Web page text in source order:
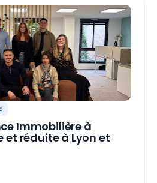
Immobilière à
et réduite à Lyon et